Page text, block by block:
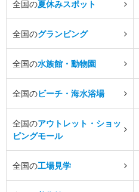
全国の夏休みスポット
全国のグランピング
全国の水族館・動物園
全国のビーチ・海水浴場
全国のアウトレット・ショッ
ピングモール
全国の工場見学